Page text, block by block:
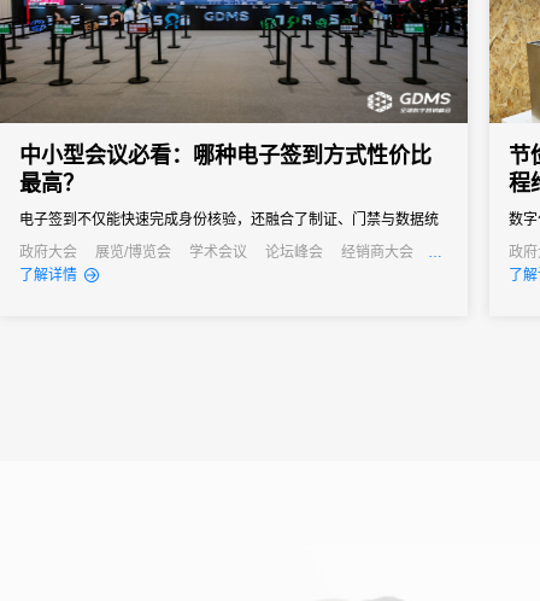
中小型会议必看：哪种电子签到方式性价比
最高？
电子签到不仅能快速完成身份核验，还融合了制证、门禁与数据统
计等多重功能，能够快速完成签到过程，减少等待时间，同时能够
通过数据分析，为会议组织者提供宝贵的参会者信息，助力后续的
政府大会 展览/博览会 学术会议 论坛峰会
经销商大会
公关活动
发布会
了解详情
节
程
数
过
数
政
公
了